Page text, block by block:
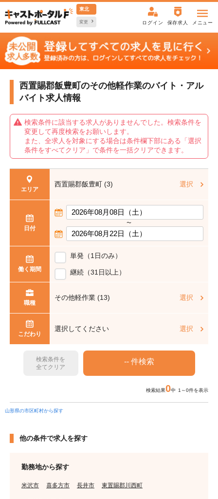
東北
変更 ログイン 保存求人 メニュー
西置賜郡飯豊町のその他軽作業のバイト・アル
バイト求人情報
検索条件に該当する求人がありませんでした。検索条件を
変更して再度検索をお願いします。
また、全求人を対象にする場合は条件欄下部にある「選択
条件をすべてクリア」で条件を一括クリアできます。
エリア
西置賜郡飯豊町 (3) 選択
日付
〜
働く期間
単発（1日のみ）
継続（31日以上）
職種
その他軽作業 (13) 選択
こだわり
選択してください 選択
検索条件を
全てクリア
検索結果0中 1～0件を表示
山形県の市区町村から探す
他の条件で求人を探す
勤務地から探す
米沢市 喜多方市 長井市 東置賜郡川西町